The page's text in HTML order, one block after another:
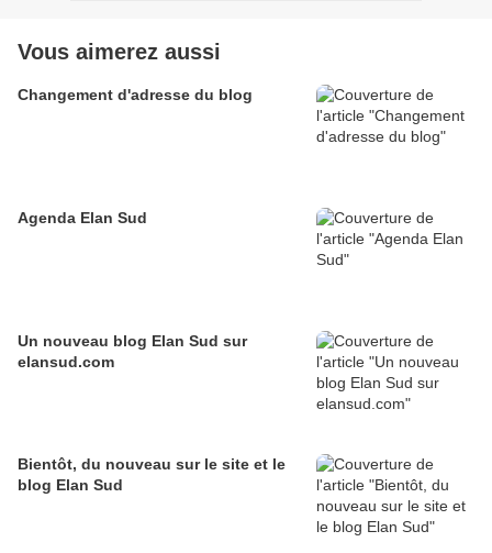
Vous aimerez aussi
Changement d'adresse du blog
Agenda Elan Sud
Un nouveau blog Elan Sud sur
elansud.com
Bientôt, du nouveau sur le site et le
blog Elan Sud